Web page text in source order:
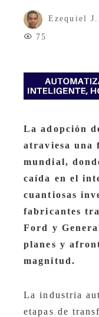
Ezequiel
75
La adopción
atraviesa una
mundial,
caída en el
cuantiosas
fabricantes
Ford y
planes y
magnitud.
La industria
etapas de